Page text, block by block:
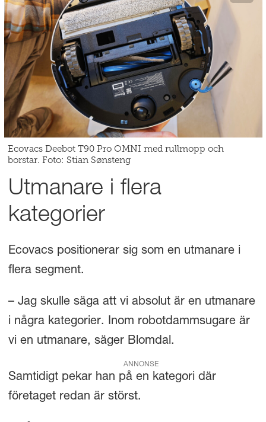
Ecovacs Deebot T90 Pro OMNI med rullmopp och
borstar. Foto: Stian Sønsteng
Utmanare i flera
kategorier
Ecovacs positionerar sig som en utmanare i
flera segment.
– Jag skulle säga att vi absolut är en utmanare
i några kategorier. Inom robotdammsugare är
vi en utmanare, säger Blomdal.
ANNONSE
Samtidigt pekar han på en kategori där
företaget redan är störst.